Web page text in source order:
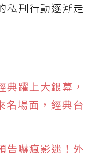
私刑行動逐漸走
典躍上大銀幕，
名場面，經典台
告嚇瘋影迷！外